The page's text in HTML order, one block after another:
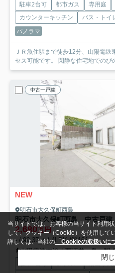
駐車2台可 都市ガス 専用庭
カウンターキッチン
バス・トイ
パノラマ
ＪＲ魚住駅まで徒歩12分、山陽電鉄
セス可能です。 閑静な住宅地でのび
中古一戸建
NEW
明石市大久保町西島
明石市大久保町西島 中古戸建
2,680万円
- / 99.37㎡ / 4LDK /築16年
山陽電鉄本線「西江井ヶ島」駅
当サイトでは、お客様の当サイト利用
して、クッキー（Cookie）を使用してい
詳しくは、当社の「Cookieの取扱いに
閉